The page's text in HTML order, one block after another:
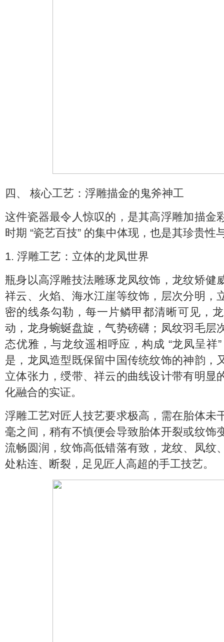
四、 核心工艺：浮雕描金的鬼斧神工
这件瓷器最令人惊叹的，是其高浮雕加描金
时期 “瓷艺百技” 的集中体现，也是其珍贵性
1. 浮雕工艺：立体的龙凤世界
瓶身以高浮雕技法雕琢龙凤纹饰，龙纹矫健
祥云、火焰、海水江崖等纹饰，层次分明，
密的线条勾勒，每一片鳞甲都清晰可见，
动，龙身蜿蜒盘旋，气势磅礴；凤纹羽毛层
态优雅，与龙纹遥相呼应，构成 “龙凤呈祥
是，龙凤造型既保留中国传统纹饰的神韵，
立体张力，绶带、祥云的曲线设计带有明显
化融合的实证。
浮雕工艺对匠人技艺要求极高，需在胎体未
毫之间，稍有不慎便会导致胎体开裂或纹饰
流畅圆润，纹饰高低错落有致，龙纹、凤纹
处粘连、断裂，足见匠人高超的手工技艺。